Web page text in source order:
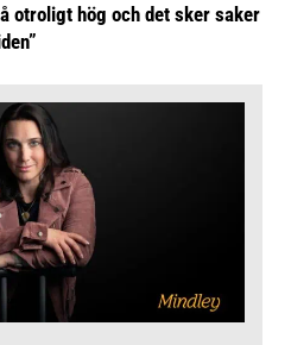
otroligt hög och det sker saker